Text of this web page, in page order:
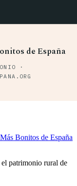
de España
·
Bonitos de España
patrimonio rural de